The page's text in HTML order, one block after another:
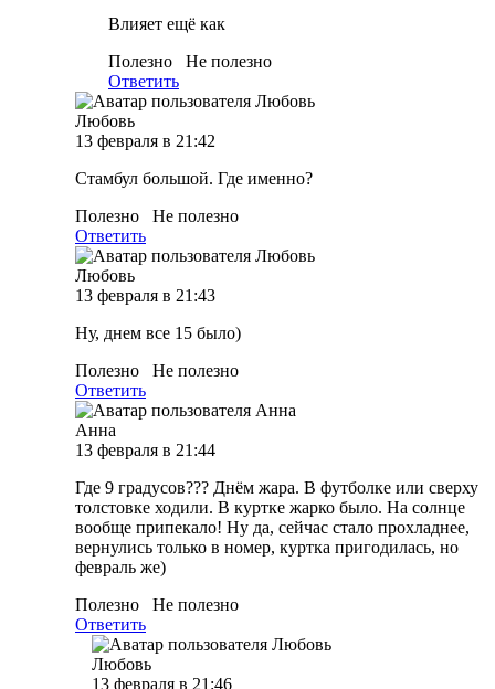
Влияет ещё как
Полезно
Не полезно
Ответить
Любовь
13 февраля в 21:42
Стамбул большой. Где именно?
Полезно
Не полезно
Ответить
Любовь
13 февраля в 21:43
Ну, днем все 15 было)
Полезно
Не полезно
Ответить
Анна
13 февраля в 21:44
Где 9 градусов??? Днём жара. В футболке или сверху
толстовке ходили. В куртке жарко было. На солнце
вообще припекало! Ну да, сейчас стало прохладнее,
вернулись только в номер, куртка пригодилась, но
февраль же)
Полезно
Не полезно
Ответить
Любовь
13 февраля в 21:46